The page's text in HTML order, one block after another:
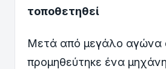
τοποθετηθεί
Μετά από μεγάλο αγώνα
προμηθεύτηκε ένα